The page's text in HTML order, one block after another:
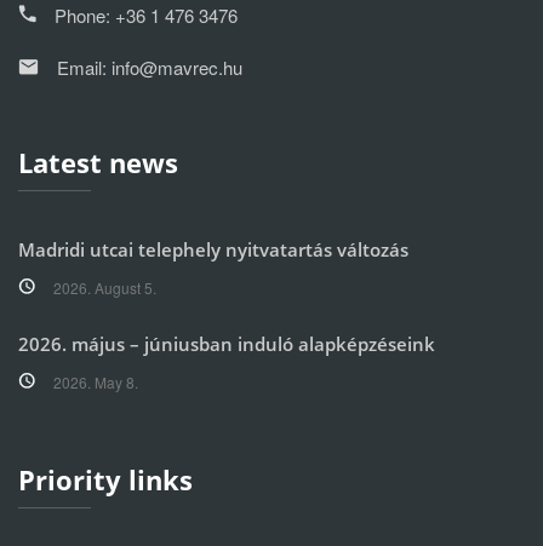
Phone: +36 1 476 3476
Email: info@mavrec.hu
Latest news
Madridi utcai telephely nyitvatartás változás
2026. August 5.
2026. május – júniusban induló alapképzéseink
2026. May 8.
Priority links